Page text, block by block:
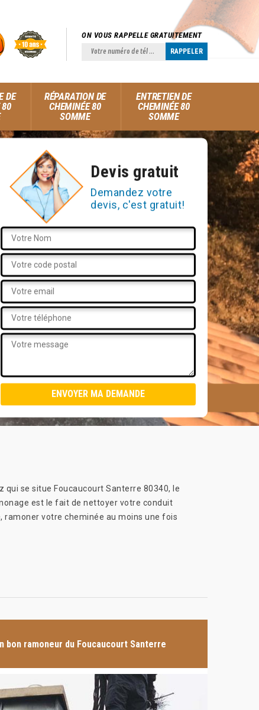
ON VOUS RAPPELLE GRATUITEMENT
DE
80
RÉPARATION DE
CHEMINÉE 80
SOMME
ENTRETIEN DE
CHEMINÉE 80
SOMME
Devis gratuit
Demandez votre
devis, c'est gratuit!
qui se situe Foucaucourt Santerre 80340, le
est le fait de nettoyer votre conduit
ramoner votre cheminée au moins une fois
bon ramoneur du Foucaucourt Santerre